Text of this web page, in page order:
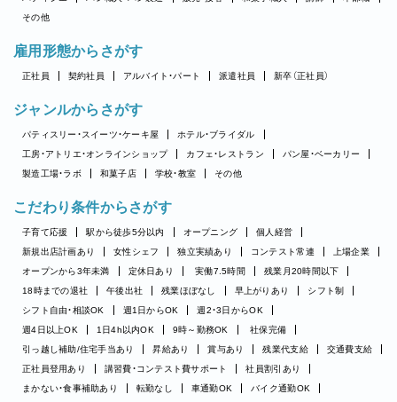
その他
雇用形態からさがす
正社員 契約社員 アルバイト・パート 派遣社員 新卒（正社員）
ジャンルからさがす
パティスリー・スイーツ・ケーキ屋
ホテル・ブライダル
工房・アトリエ・オンラインショップ
カフェ・レストラン
パン屋・ベーカリー
製造工場・ラボ
和菓子店 学校・教室 その他
こだわり条件からさがす
子育て応援 駅から徒歩5分以内 オープニング
個人経営
新規出店計画あり
女性シェフ 独立実績あり コンテスト常連
上場企業
オープンから3年未満
定休日あり 実働7.5時間
残業月20時間以下
18時までの退社
午後出社 残業ほぼなし 早上がりあり
シフト制
シフト自由・相談OK
週1日からOK
週2・3日からOK
週4日以上OK
1日4h以内OK 9時～勤務OK
社保完備
引っ越し補助/住宅手当あり
昇給あり 賞与あり 残業代支給
交通費支給
正社員登用あり
講習費・コンテスト費サポート
社員割引あり
まかない・食事補助あり
転勤なし 車通勤OK
バイク通勤OK